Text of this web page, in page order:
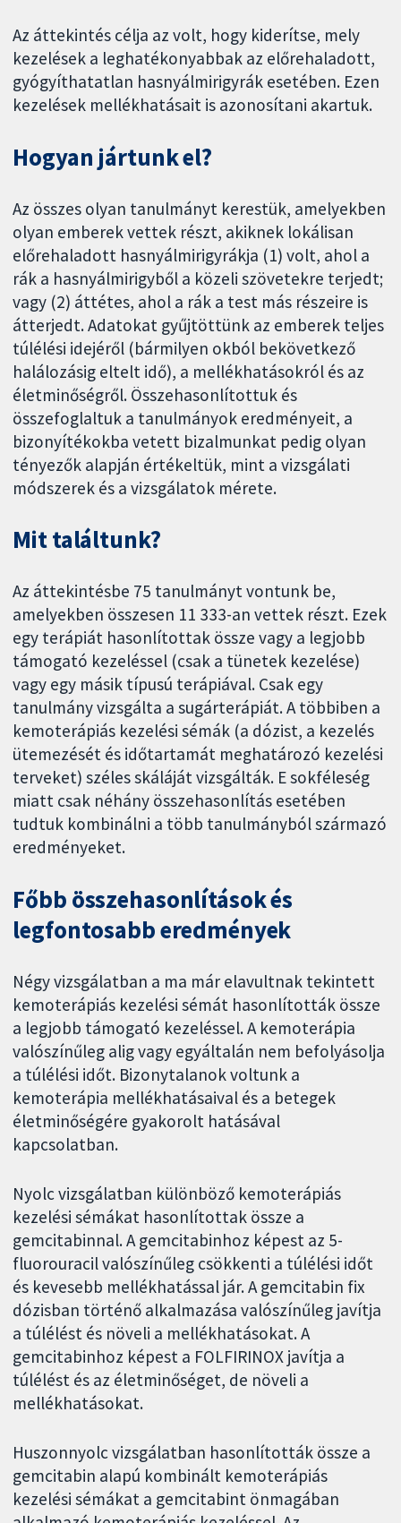
Az áttekintés célja az volt, hogy kiderítse, mely
kezelések a leghatékonyabbak az előrehaladott,
gyógyíthatatlan hasnyálmirigyrák esetében. Ezen
kezelések mellékhatásait is azonosítani akartuk.
Hogyan jártunk el?
Az összes olyan tanulmányt kerestük, amelyekben
olyan emberek vettek részt, akiknek lokálisan
előrehaladott hasnyálmirigyrákja (1) volt, ahol a
rák a hasnyálmirigyből a közeli szövetekre terjedt;
vagy (2) áttétes, ahol a rák a test más részeire is
átterjedt. Adatokat gyűjtöttünk az emberek teljes
túlélési idejéről (bármilyen okból bekövetkező
halálozásig eltelt idő), a mellékhatásokról és az
életminőségről. Összehasonlítottuk és
összefoglaltuk a tanulmányok eredményeit, a
bizonyítékokba vetett bizalmunkat pedig olyan
tényezők alapján értékeltük, mint a vizsgálati
módszerek és a vizsgálatok mérete.
Mit találtunk?
Az áttekintésbe 75 tanulmányt vontunk be,
amelyekben összesen 11 333-an vettek részt. Ezek
egy terápiát hasonlítottak össze vagy a legjobb
támogató kezeléssel (csak a tünetek kezelése)
vagy egy másik típusú terápiával. Csak egy
tanulmány vizsgálta a sugárterápiát. A többiben a
kemoterápiás kezelési sémák (a dózist, a kezelés
ütemezését és időtartamát meghatározó kezelési
terveket) széles skáláját vizsgálták. E sokféleség
miatt csak néhány összehasonlítás esetében
tudtuk kombinálni a több tanulmányból származó
eredményeket.
Főbb összehasonlítások és
legfontosabb eredmények
Négy vizsgálatban a ma már elavultnak tekintett
kemoterápiás kezelési sémát hasonlították össze
a legjobb támogató kezeléssel. A kemoterápia
valószínűleg alig vagy egyáltalán nem befolyásolja
a túlélési időt. Bizonytalanok voltunk a
kemoterápia mellékhatásaival és a betegek
életminőségére gyakorolt hatásával
kapcsolatban.
Nyolc vizsgálatban különböző kemoterápiás
kezelési sémákat hasonlítottak össze a
gemcitabinnal. A gemcitabinhoz képest az 5-
fluorouracil valószínűleg csökkenti a túlélési időt
és kevesebb mellékhatással jár. A gemcitabin fix
dózisban történő alkalmazása valószínűleg javítja
a túlélést és növeli a mellékhatásokat. A
gemcitabinhoz képest a FOLFIRINOX javítja a
túlélést és az életminőséget, de növeli a
mellékhatásokat.
Huszonnyolc vizsgálatban hasonlították össze a
gemcitabin alapú kombinált kemoterápiás
kezelési sémákat a gemcitabint önmagában